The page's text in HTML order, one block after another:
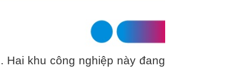
Hai khu công nghiệp này đang